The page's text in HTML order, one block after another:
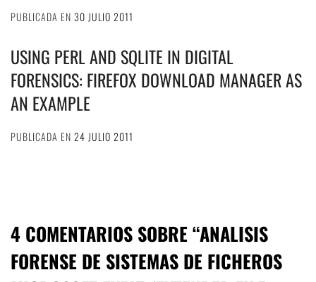
PUBLICADA EN 30 JULIO 2011
USING PERL AND SQLITE IN DIGITAL
FORENSICS: FIREFOX DOWNLOAD MANAGER AS
AN EXAMPLE
PUBLICADA EN 24 JULIO 2011
4 COMENTARIOS SOBRE “ANALISIS
FORENSE DE SISTEMAS DE FICHEROS